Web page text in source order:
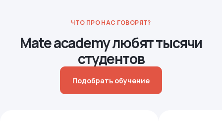
ЧТО ПРО НАС ГОВОРЯТ?
Mate academy любят тысячи
студентов
Подобрать обучение